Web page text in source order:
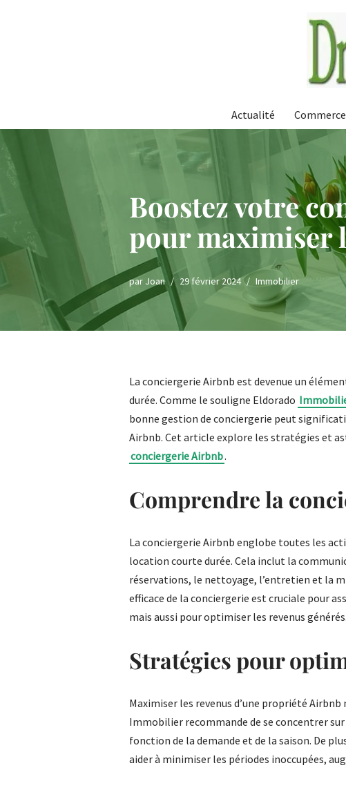
Actualité Commerce
Boostez votre
pour maximiser
par Joan 29 février 2024 Immobilier
La conciergerie Airbnb est devenue un
durée. Comme le souligne Eldorado
bonne gestion de conciergerie peut
Airbnb. Cet article explore les stratégies et
conciergerie Airbnb.
Comprendre la
La conciergerie Airbnb englobe toutes les
location courte durée. Cela inclut la
réservations, le nettoyage, l’entretien et la
efficace de la conciergerie est cruciale pour
mais aussi pour optimiser les revenus générés.
Stratégies pour
Maximiser les revenus d’une propriété
Immobilier recommande de se concentrer
fonction de la demande et de la saison. De
aider à minimiser les périodes inoccupées,